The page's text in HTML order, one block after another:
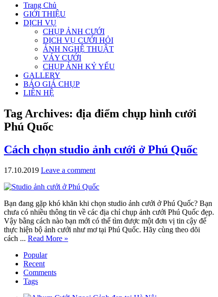
Trang Chủ
GIỚI THIỆU
DỊCH VỤ
CHỤP ẢNH CƯỚI
DỊCH VỤ CƯỚI HỎI
ẢNH NGHỆ THUẬT
VÁY CƯỚI
CHỤP ẢNH KỶ YẾU
GALLERY
BÁO GIÁ CHỤP
LIÊN HỆ
Tag Archives: địa điểm chụp hình cưới
Phú Quốc
Cách chọn studio ảnh cưới ở Phú Quốc
17.10.2019 Leave a comment
Bạn đang gặp khó khăn khi chọn studio ảnh cưới ở Phú Quốc? Bạn
chưa có nhiều thông tin về các địa chỉ chụp ảnh cưới Phú Quốc đẹp.
Vậy bằng cách nào bạn mới có thể tìm được một đơn vị tin cậy để
thực hiện bộ ảnh cưới như mơ tại Phú Quốc. Hãy cùng theo dõi
cách ... Read More »
Popular
Recent
Comments
Tags